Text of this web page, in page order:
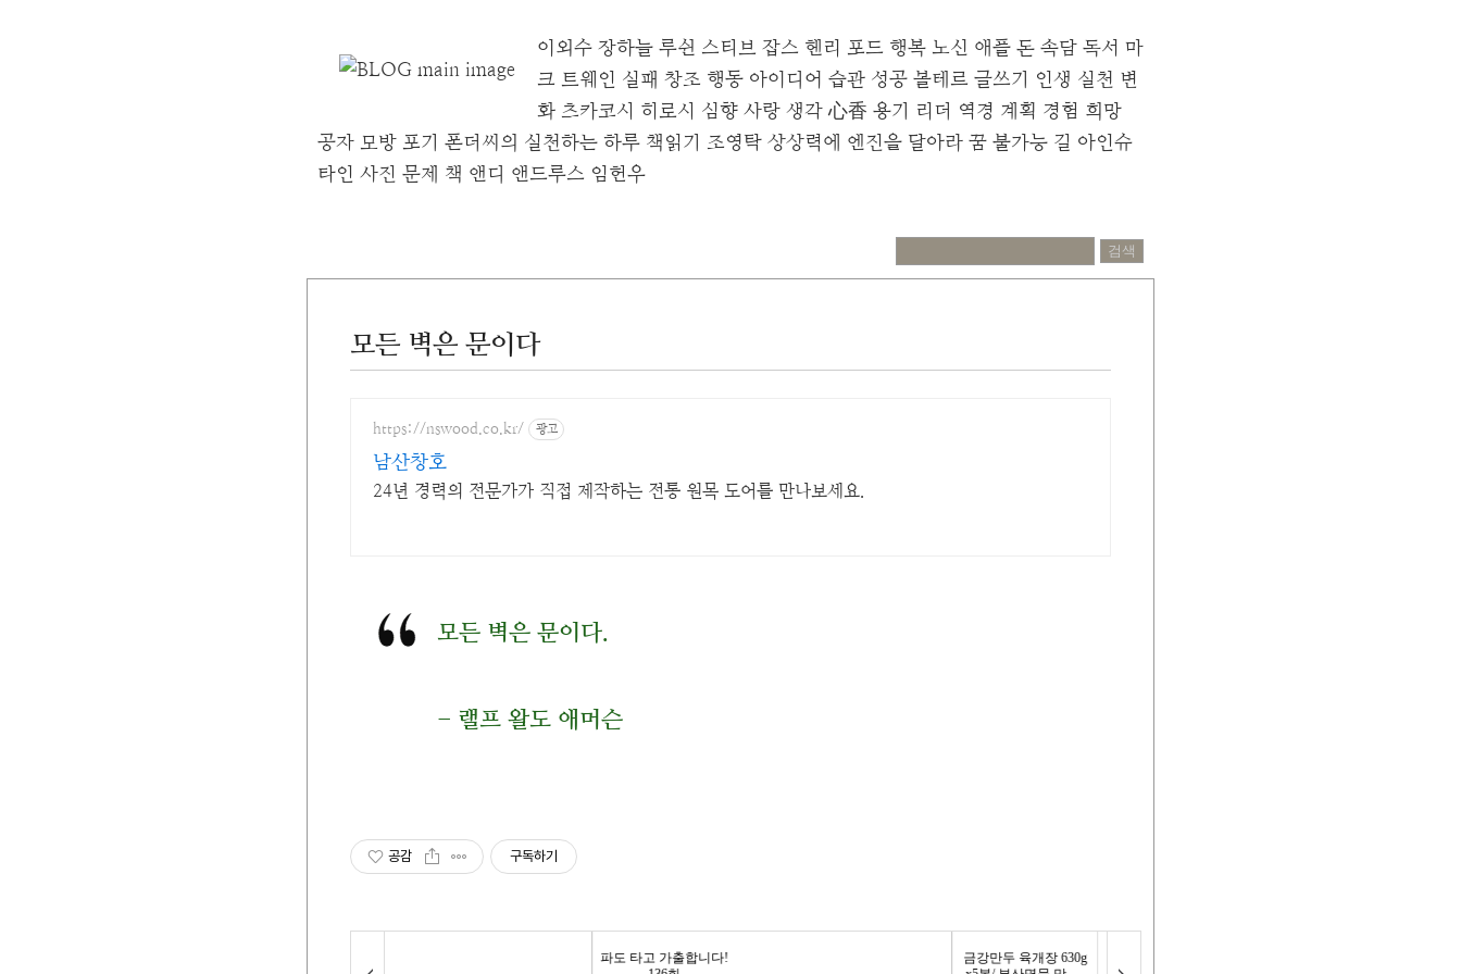
이외수 장하늘 루쉰 스티브 잡스 헨리 포드 행복 노신 애플 돈 속담 독서 마
크 트웨인 실패 창조 행동 아이디어 습관 성공 볼테르 글쓰기 인생 실천 변
화 츠카코시 히로시 심향 사랑 생각 心香 용기 리더 역경 계획 경험 희망
공자 모방 포기 폰더씨의 실천하는 하루 책읽기 조영탁 상상력에 엔진을 달아라 꿈 불가능 길 아인슈
타인 사진 문제 책 앤디 앤드루스 임헌우
모든 벽은 문이다
https://nswood.co.kr/ 광고
남산창호
24년 경력의 전문가가 직접 제작하는 전통 원목 도어를 만나보세요.
모든 벽은 문이다.
- 랠프 왈도 애머슨
공감 구독하기